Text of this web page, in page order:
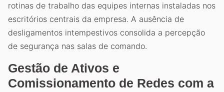
rotinas de trabalho das equipes internas instaladas nos
escritórios centrais da empresa. A ausência de
desligamentos intempestivos consolida a percepção
de segurança nas salas de comando.
Gestão de Ativos e
Comissionamento de Redes com a